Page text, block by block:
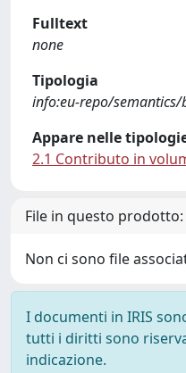
Fulltext
none
Tipologia
info:eu-repo/semantics/
Appare nelle
2.1 Contributo in
File in questo prodotto:
Non ci sono file
I documenti in IRIS
tutti i diritti sono
indicazione.